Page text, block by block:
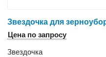
Цена по запросу
Звездочка